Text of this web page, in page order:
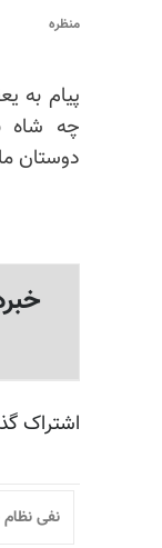
منظره
چه شاه
دوستان
اشتراک
نفی